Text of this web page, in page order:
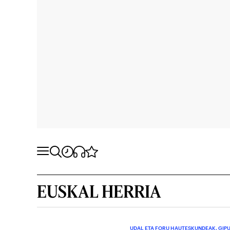
EUSKAL HERRIA
UDAL ETA FORU HAUTESKUNDEAK.